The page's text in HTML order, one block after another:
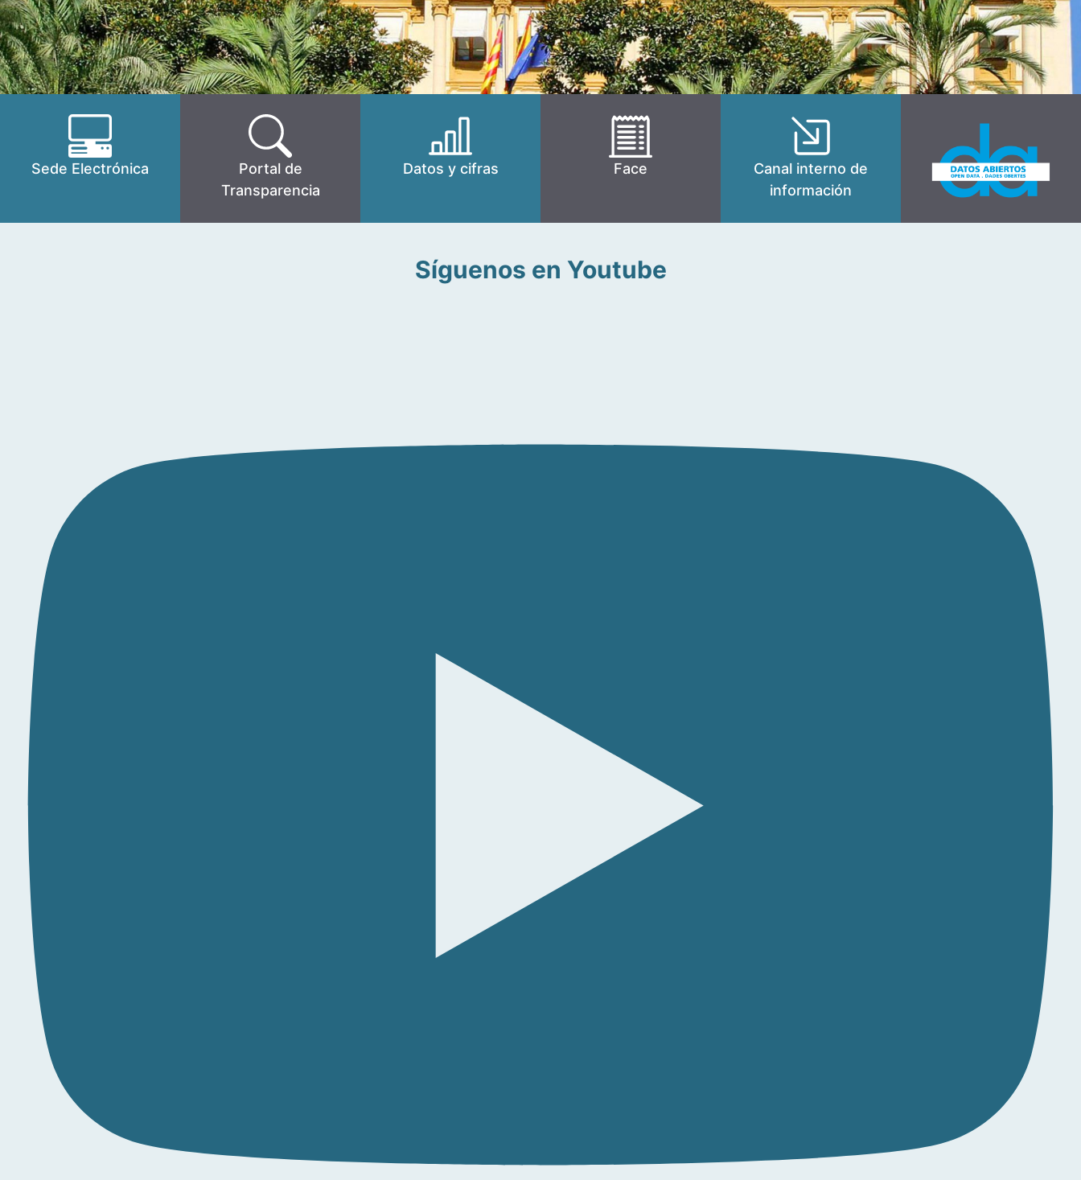
Sede Electrónica
Portal de
Transparencia
Datos y cifras Face
Canal interno de
información
Síguenos en Youtube